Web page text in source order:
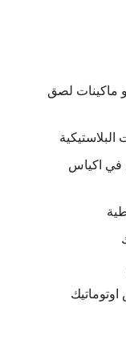
بالسلوفان للعلب 3 دي و ماكينات لصق
في اكياس